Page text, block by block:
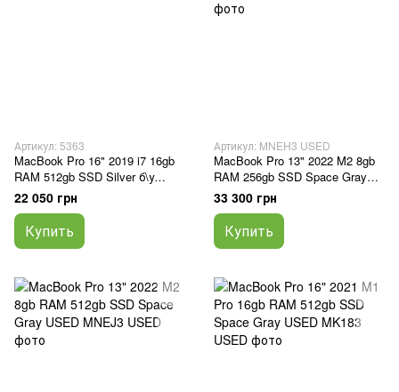
Артикул: 5363
MacBook Pro 16" 2019 i7 16gb
RAM 512gb SSD Silver б\у
(4MD6P)
22 050 грн
Купить
Артикул: MNEH3 USED
MacBook Pro 13" 2022 M2 8gb
RAM 256gb SSD Space Gray
USED
33 300 грн
Купить